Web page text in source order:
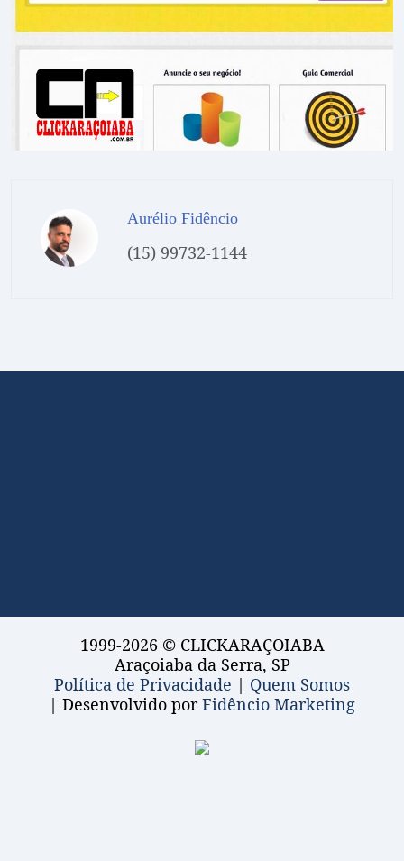
Aurélio Fidêncio
(15) 99732-1144
1999-2026 © CLICKARAÇOIABA
Araçoiaba da Serra, SP
Política de Privacidade | Quem Somos
| Desenvolvido porFidêncio Marketing